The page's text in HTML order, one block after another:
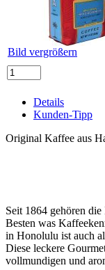
Bild vergrößern
Details
Kunden-Tipp
Original Kaffee aus
Seit 1864 gehören
Besten was
in Honolulu ist auch
Diese leckere
vollmundigen und